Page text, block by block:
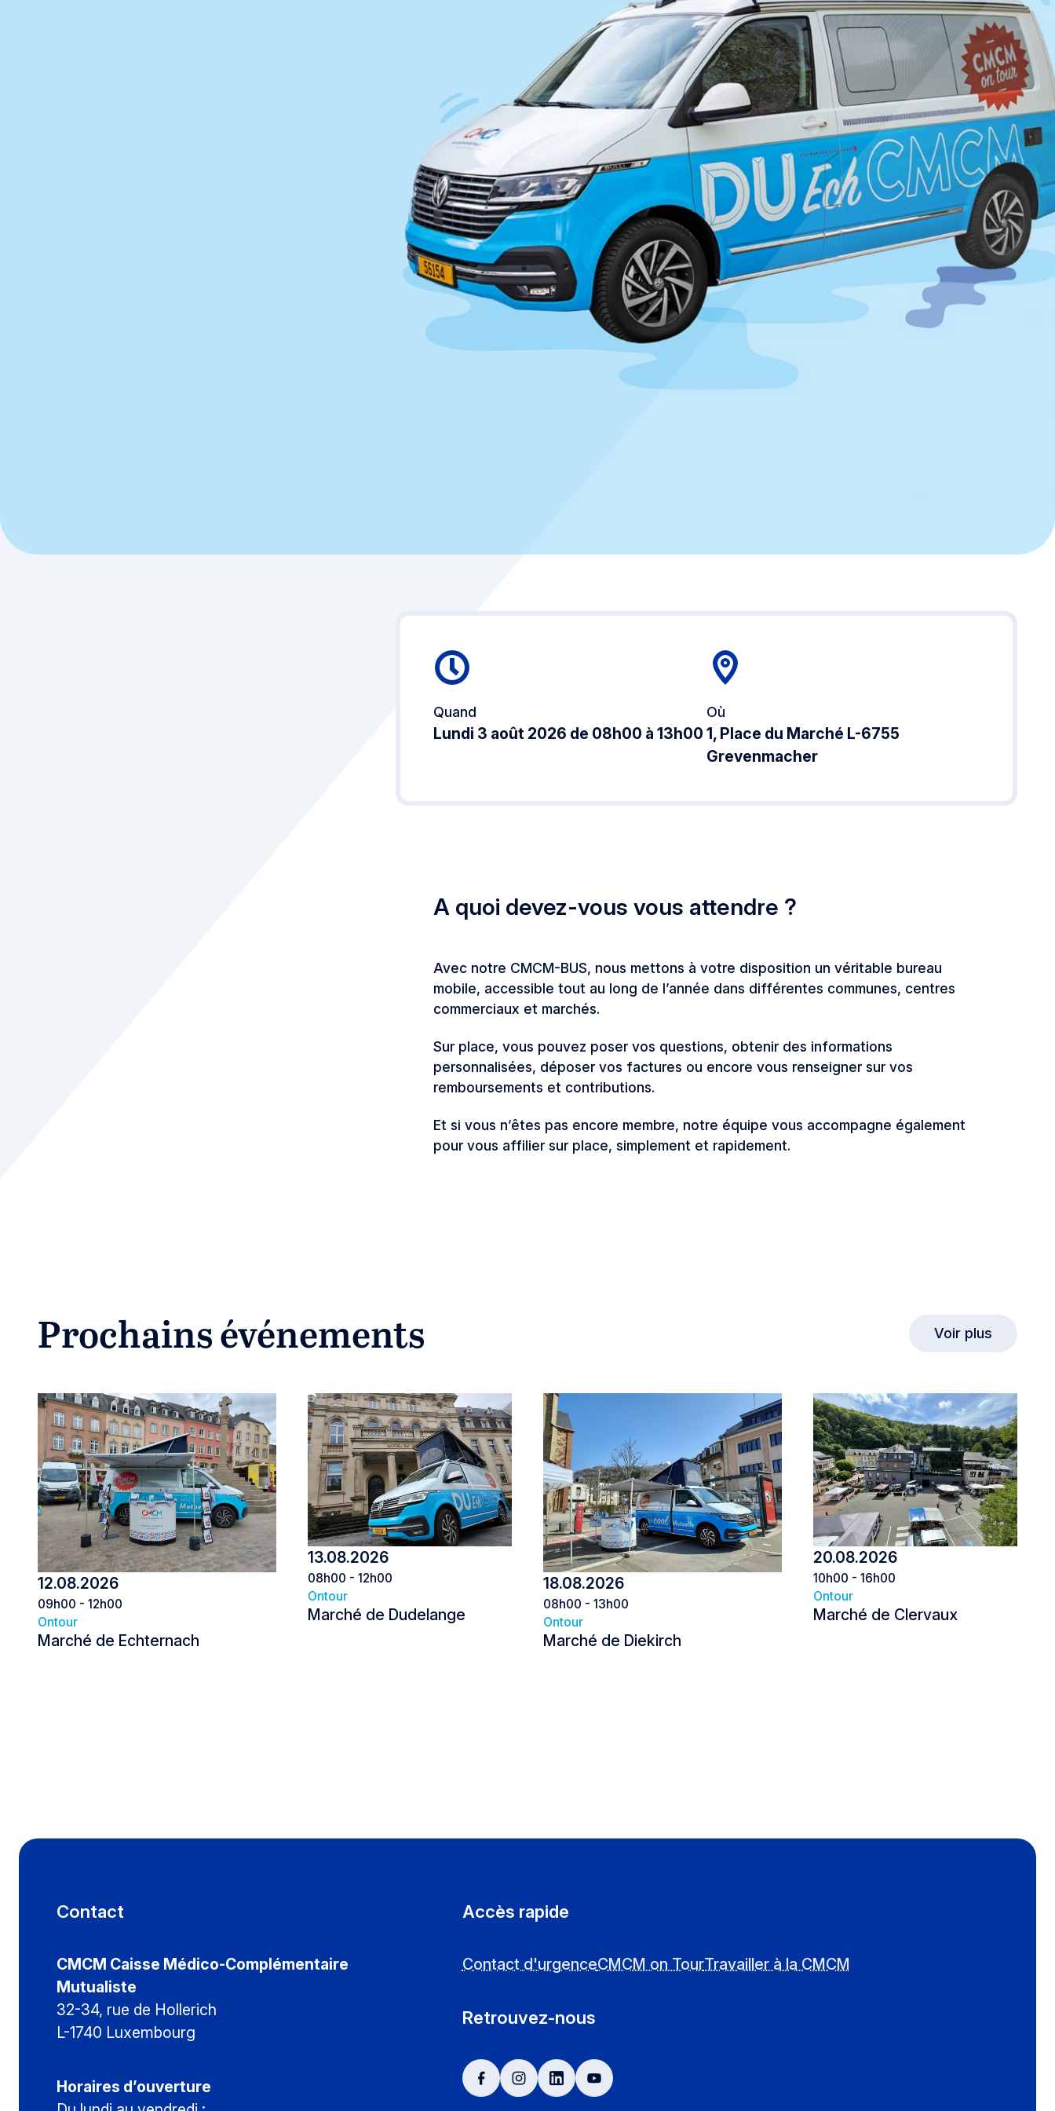
Quand
Lundi 3 août 2026 de 08h00 à 13h00
Où
1, Place du Marché L-6755
Grevenmacher
A quoi devez-vous vous attendre ?
Avec notre CMCM-BUS, nous mettons à votre disposition un véritable bureau
mobile, accessible tout au long de l’année dans différentes communes, centres
commerciaux et marchés.
Sur place, vous pouvez poser vos questions, obtenir des informations
personnalisées, déposer vos factures ou encore vous renseigner sur vos
remboursements et contributions.
Et si vous n’êtes pas encore membre, notre équipe vous accompagne également
pour vous affilier sur place, simplement et rapidement.
Prochains événements Voir plus
Marché de Echternach
Ontour
12.08.2026
09h00 - 12h00
Marché de Dudelange
Ontour
13.08.2026
08h00 - 12h00
Marché de Diekirch
Ontour
18.08.2026
08h00 - 13h00
Marché de Clervaux
Ontour
20.08.2026
10h00 - 16h00
Contact
CMCM Caisse Médico-Complémentaire
Mutualiste
32-34, rue de Hollerich
L-1740 Luxembourg
Horaires d’ouverture
Accès rapide
Contact d'urgenceCMCM on TourTravailler à la CMCM
Retrouvez-nous
facebookinstagram
linkedinyoutube